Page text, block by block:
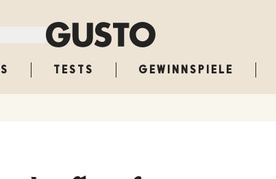
TESTS GEWINNSPIELE